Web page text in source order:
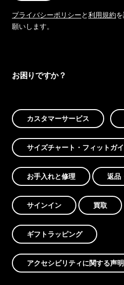
プライバシーポリシーと利用規約
願いします。
お困りですか？
カスタマーサービス
サイズチャート・フィットガ
お手入れと修理 返品
サインイン 買取
ギフトラッピング
アクセシビリティに関する声明